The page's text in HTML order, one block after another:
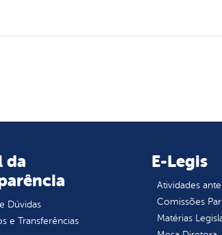
da
Dúvidas
e Transferências
E-Legis
Atividades
Comissões
Matérias